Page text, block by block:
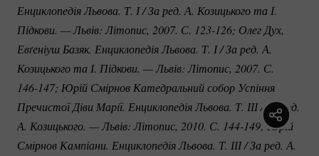
Енциклопедія Львова. Т. І / За ред. А. Козицького та І.
Підкови. — Львів: Літопис, 2007. С. 123-126; Олег Дух,
Евґеніуш Базяк. Енциклопедія Львова. Т. І / За ред. А.
146-147; Юрій Смірнов Катедральний собор Успіння
Пречистої Діви Марії. Енциклопедія Львова. Т. ІІІ / За ред.
А. Козицького. — Львів: Літопис, 2010. С. 144-149; Юрій
Смірнов Кампіани. Енциклопедія Львова. Т. ІІІ / За ред. А.